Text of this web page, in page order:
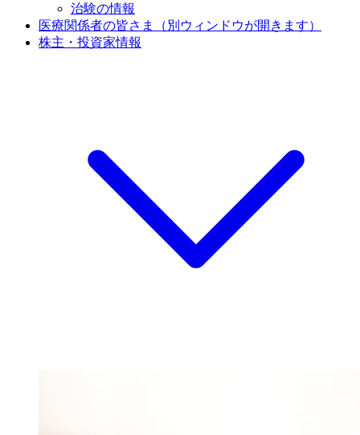
治験の情報
医療関係者の皆さま
（別ウィンドウが開きます）
株主・投資家情報